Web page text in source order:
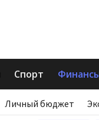
Спорт
Личный бюджет